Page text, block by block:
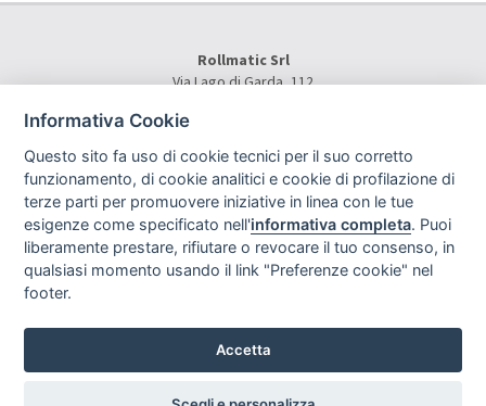
Rollmatic Srl
Via Lago di Garda, 112
Tel.
E-Mail:
info@rollmatic.com
Partita IVA: 03391250242
C.F. e N. Registro Imprese: 03391250242
Rollmatic Srl © 2026 - All Rights Reserved
Cookie Policy
Informativa Cookie
Questo sito fa uso di cookie tecnici per il suo corretto
funzionamento, di cookie analitici e cookie di profilazione di
terze parti per promuovere iniziative in linea con le tue
esigenze come specificato nell'informativa completa. Puoi
liberamente prestare, rifiutare o revocare il tuo consenso, in
qualsiasi momento usando il link "Preferenze cookie" nel
footer.
Accetta